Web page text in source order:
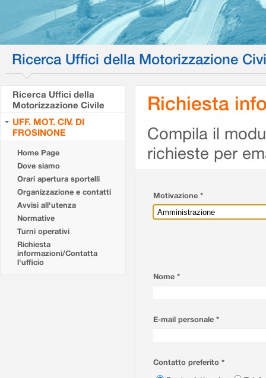
Ricerca Uffici della Motorizzazione
Ricerca Uffici della
Motorizzazione Civile
UFF. MOT. CIV. DI
FROSINONE
Home Page
Dove siamo
Orari apertura sportelli
Organizzazione e contatti
Avvisi all'utenza
Normative
Turni operativi
Richiesta
informazioni/Contatta
l'ufficio
Richiesta
Compila il
richieste per
Motivazione *
Nome *
E-mail personale *
Contatto preferito *